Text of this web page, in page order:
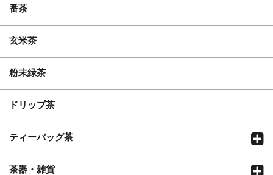
番茶
玄米茶
粉末緑茶
ドリップ茶
ティーバッグ茶
茶器・雑貨